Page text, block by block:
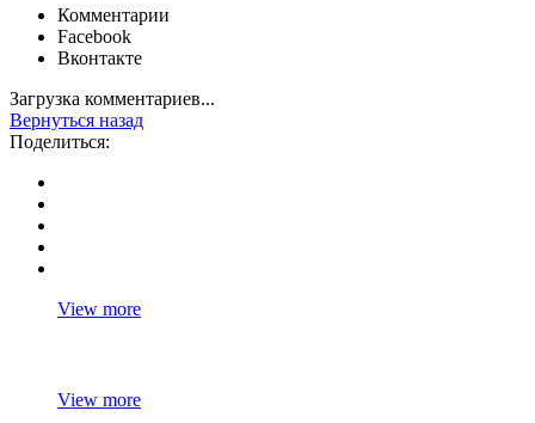
Комментарии
Facebook
Вконтакте
Загрузка комментариев...
Вернуться назад
Поделиться:
View more
View more